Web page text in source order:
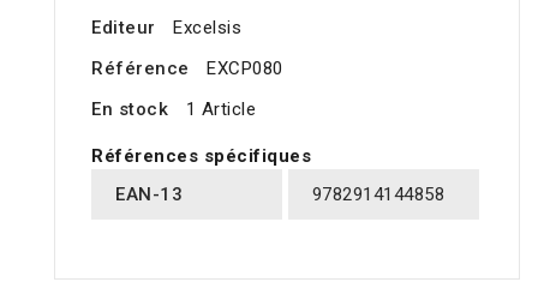
Editeur
Excelsis
Référence
EXCP080
En stock
1 Article
Références spécifiques
EAN-13
9782914144858